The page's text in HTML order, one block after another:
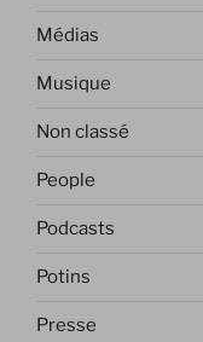
Médias
Musique
Non classé
People
Podcasts
Potins
Presse